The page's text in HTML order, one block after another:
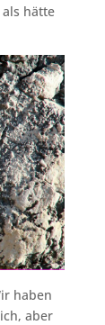
hätte
haben
aber